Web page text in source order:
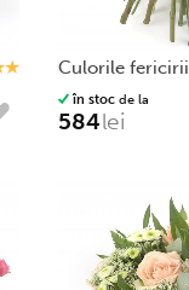
culorile fericirii
în stoc de la
584lei